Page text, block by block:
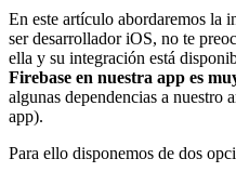
En este artículo abordaremos la
ser desarrollador iOS, no te
ella y su integración está
Firebase en nuestra app es
algunas dependencias a nuestro
app).
Para ello disponemos de dos